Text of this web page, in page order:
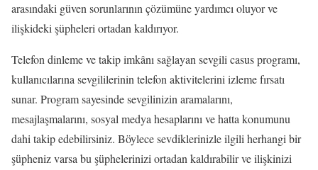
arasındaki güven sorunlarının çözümüne yardımcı oluyor ve
ilişkideki şüpheleri ortadan kaldırıyor.
Telefon dinleme ve takip imkânı sağlayan sevgili casus programı,
kullanıcılarına sevgililerinin telefon aktivitelerini izleme fırsatı
sunar. Program sayesinde sevgilinizin aramalarını,
mesajlaşmalarını, sosyal medya hesaplarını ve hatta konumunu
dahi takip edebilirsiniz. Böylece sevdiklerinizle ilgili herhangi bir
şüpheniz varsa bu şüphelerinizi ortadan kaldırabilir ve ilişkinizi